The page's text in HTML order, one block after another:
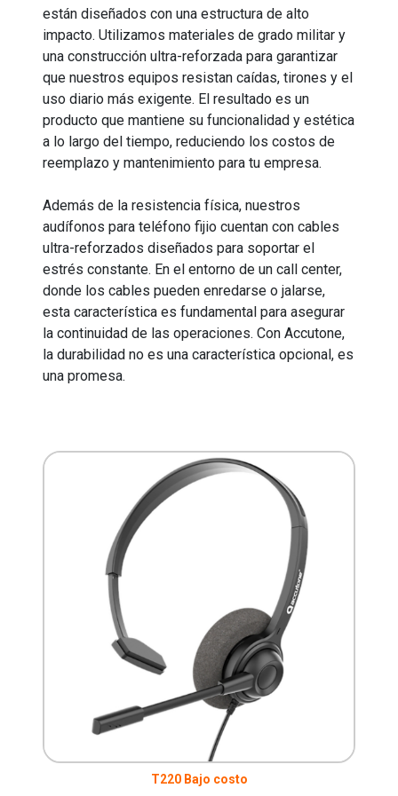
están diseñados con una estructura de alto
impacto. Utilizamos materiales de grado militar y
una construcción ultra-reforzada para garantizar
que nuestros equipos resistan caídas, tirones y el
uso diario más exigente. El resultado es un
producto que mantiene su funcionalidad y estética
a lo largo del tiempo, reduciendo los costos de
reemplazo y mantenimiento para tu empresa.
Además de la resistencia física, nuestros
audífonos para teléfono fijio cuentan con cables
ultra-reforzados diseñados para soportar el
estrés constante. En el entorno de un call center,
donde los cables pueden enredarse o jalarse,
esta característica es fundamental para asegurar
la continuidad de las operaciones. Con Accutone,
la durabilidad no es una característica opcional, es
una promesa.
T220 Bajo costo